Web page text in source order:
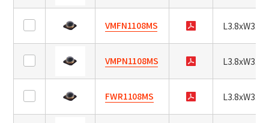
L3.8xW3.8xH2.8
半
值
x
deg.
deg.
正
向
电
VMFN1108MS
VMPN1108MS
FWR1108MS